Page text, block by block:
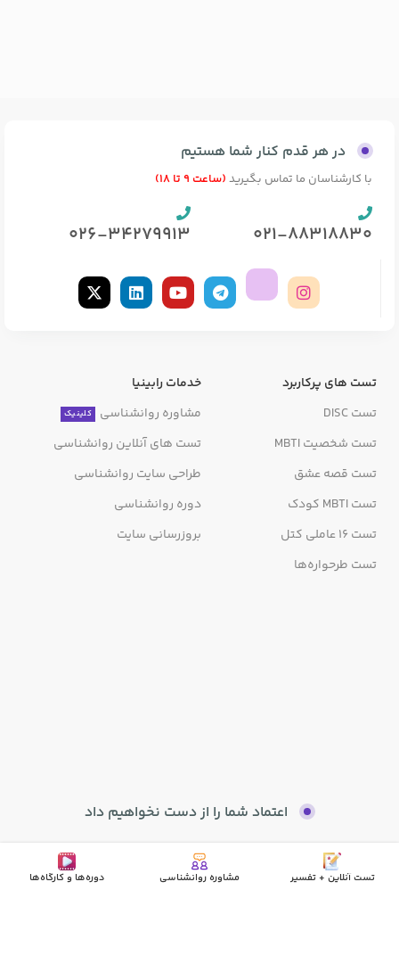
در هر قدم کنار شما هستیم
با کارشناسان ما تماس بگیرید (ساعت 9 تا 18)
021-88318830
026-34279913
تست های پرکاربرد
تست DISC
تست شخصیت MBTI
تست قصه عشق
تست MBTI کودک
تست 16 عاملی کتل
تست طرحواره‌ها
خدمات رابینیا
مشاوره روانشناسی
کلینیک
تست های آنلاین روانشناسی
طراحی سایت روانشناسی
دوره روانشناسی
بروزرسانی سایت
اعتماد شما را از دست نخواهیم داد
تست آنلاین + تفسیر مشاوره روانشناسی دوره‌ها و کارگاه‌ها